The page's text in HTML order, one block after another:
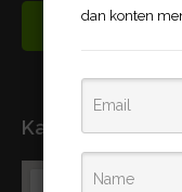
Read More
Kantor Pusat
dan konten